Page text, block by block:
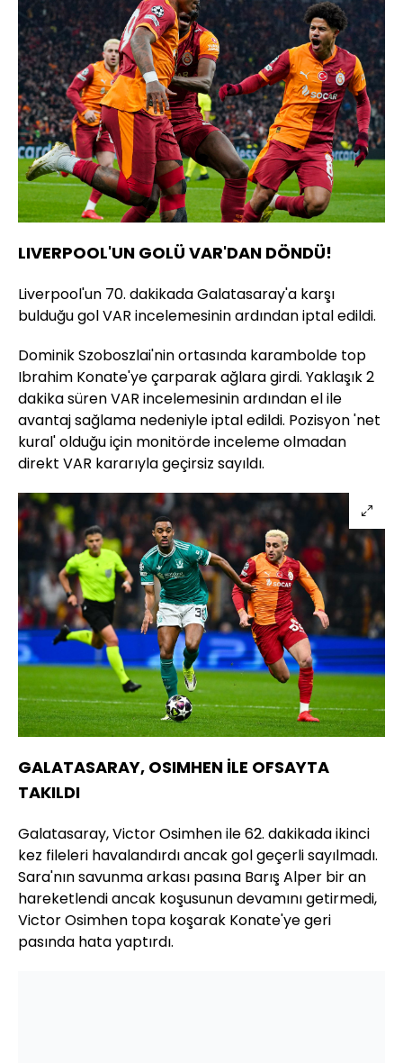
LIVERPOOL'UN GOLÜ VAR'DAN DÖNDÜ!
Liverpool'un 70. dakikada Galatasaray'a karşı
bulduğu gol VAR incelemesinin ardından iptal edildi.
Dominik Szoboszlai'nin ortasında karambolde top
Ibrahim Konate'ye çarparak ağlara girdi. Yaklaşık 2
dakika süren VAR incelemesinin ardından el ile
avantaj sağlama nedeniyle iptal edildi. Pozisyon 'net
kural' olduğu için monitörde inceleme olmadan
direkt VAR kararıyla geçirsiz sayıldı.
GALATASARAY, OSIMHEN İLE OFSAYTA
TAKILDI
Galatasaray, Victor Osimhen ile 62. dakikada ikinci
kez fileleri havalandırdı ancak gol geçerli sayılmadı.
Sara'nın savunma arkası pasına Barış Alper bir an
hareketlendi ancak koşusunun devamını getirmedi,
Victor Osimhen topa koşarak Konate'ye geri
pasında hata yaptırdı.